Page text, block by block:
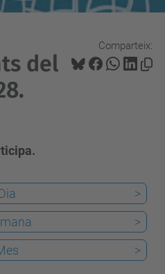
Comparteix:
del
>
>
>